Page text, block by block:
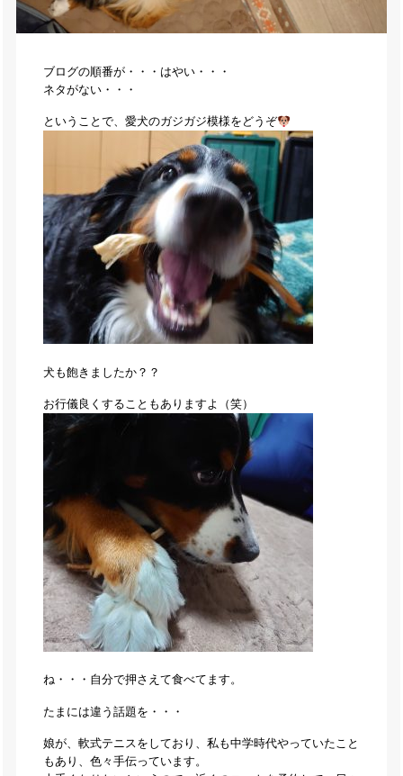
ブログの順番が・・・はやい・・・
ネタがない・・・
ということで、愛犬のガジガジ模様をどうぞ
犬も飽きましたか？？
お行儀良くすることもありますよ（笑）
ね・・・自分で押さえて食べてます。
たまには違う話題を・・・
娘が、軟式テニスをしており、私も中学時代やっていたこと
もあり、色々手伝っています。